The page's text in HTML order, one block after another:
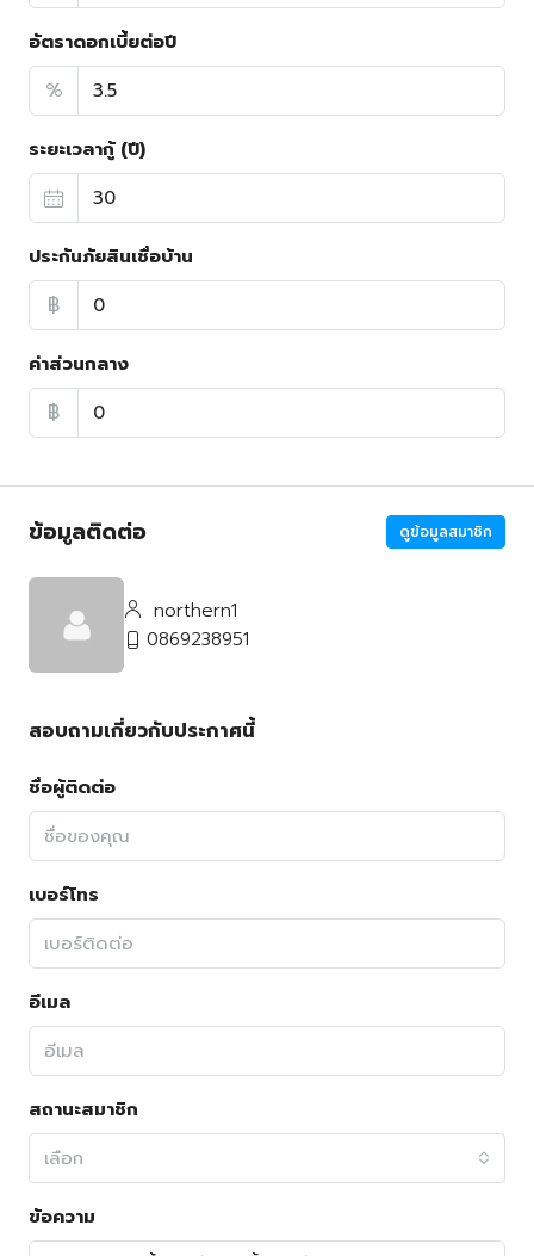
อัตราดอกเบี้ยต่อปี
%
ระยะเวลากู้ (ปี)
ประกันภัยสินเชื่อบ้าน
฿
ค่าส่วนกลาง
฿
ข้อมูลติดต่อ ดูข้อมูลสมาชิก
northern1
0869238951
สอบถามเกี่ยวกับประกาศนี้
ชื่อผู้ติดต่อ
เบอร์โทร
อีเมล
สถานะสมาชิก
เลือก
ข้อความ